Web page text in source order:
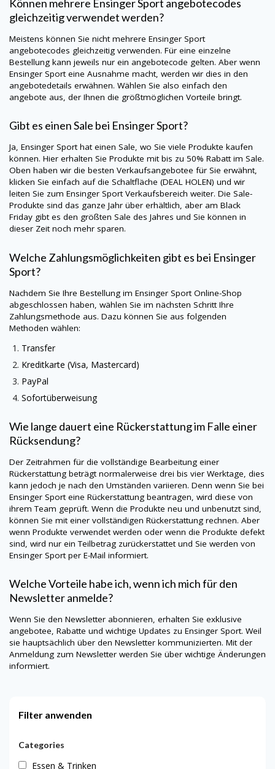
Können mehrere Ensinger Sport angebotecodes
gleichzeitig verwendet werden?
Meistens können Sie nicht mehrere Ensinger Sport
angebotecodes gleichzeitig verwenden. Für eine einzelne
Bestellung kann jeweils nur ein angebotecode gelten. Aber wenn
Ensinger Sport eine Ausnahme macht, werden wir dies in den
angebotedetails erwähnen. Wählen Sie also einfach den
angebote aus, der Ihnen die größtmöglichen Vorteile bringt.
Gibt es einen Sale bei Ensinger Sport?
Ja, Ensinger Sport hat einen Sale, wo Sie viele Produkte kaufen
können. Hier erhalten Sie Produkte mit bis zu 50% Rabatt im Sale.
Oben haben wir die besten Verkaufsangebotee für Sie erwähnt,
klicken Sie einfach auf die Schaltfläche (DEAL HOLEN) und wir
leiten Sie zum Ensinger Sport Verkaufsbereich weiter. Die Sale-
Produkte sind das ganze Jahr über erhältlich, aber am Black
Friday gibt es den größten Sale des Jahres und Sie können in
dieser Zeit noch mehr sparen.
Welche Zahlungsmöglichkeiten gibt es bei Ensinger
Sport?
Nachdem Sie Ihre Bestellung im Ensinger Sport Online-Shop
abgeschlossen haben, wählen Sie im nächsten Schritt Ihre
Zahlungsmethode aus. Dazu können Sie aus folgenden
Methoden wählen:
Transfer
Kreditkarte (Visa, Mastercard)
PayPal
Sofortüberweisung
Wie lange dauert eine Rückerstattung im Falle einer
Rücksendung?
Der Zeitrahmen für die vollständige Bearbeitung einer
Rückerstattung beträgt normalerweise drei bis vier Werktage, dies
kann jedoch je nach den Umständen variieren. Denn wenn Sie bei
Ensinger Sport eine Rückerstattung beantragen, wird diese von
ihrem Team geprüft. Wenn die Produkte neu und unbenutzt sind,
können Sie mit einer vollständigen Rückerstattung rechnen. Aber
wenn Produkte verwendet werden oder wenn die Produkte defekt
sind, wird nur ein Teilbetrag zurückerstattet und Sie werden von
Ensinger Sport per E-Mail informiert.
Welche Vorteile habe ich, wenn ich mich für den
Newsletter anmelde?
Wenn Sie den Newsletter abonnieren, erhalten Sie exklusive
angebotee, Rabatte und wichtige Updates zu Ensinger Sport. Weil
sie hauptsächlich über den Newsletter kommunizierten. Mit der
Anmeldung zum Newsletter werden Sie über wichtige Änderungen
informiert.
Filter anwenden
Categories
Essen & Trinken